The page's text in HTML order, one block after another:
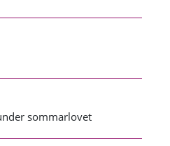
sommarlovet